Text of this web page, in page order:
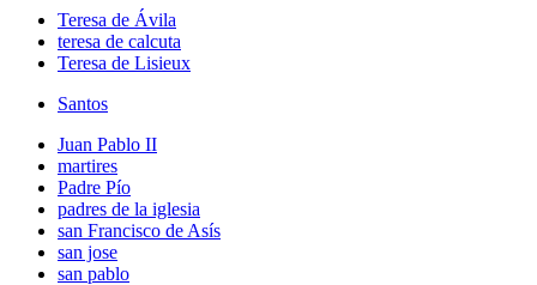
Teresa de Ávila
teresa de calcuta
Teresa de Lisieux
Santos
Juan Pablo II
martires
Padre Pío
padres de la iglesia
san Francisco de Asís
san jose
san pablo